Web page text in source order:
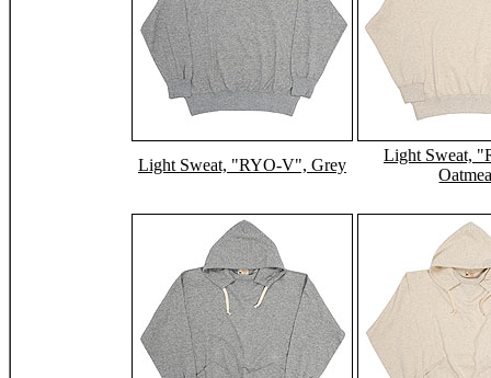
Light Sweat, "RYO-V", Grey
Light Sweat,